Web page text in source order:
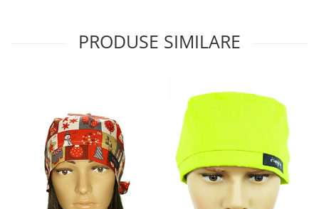
PRODUSE SIMILARE